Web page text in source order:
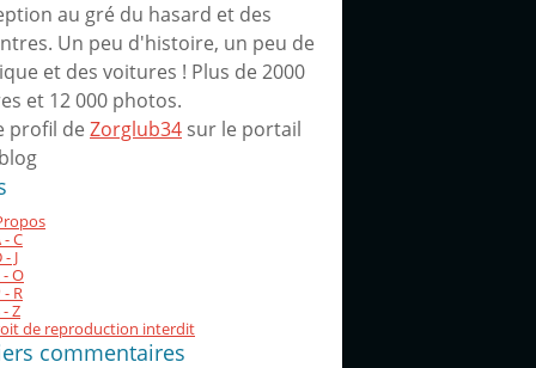
au gré du hasard et des
Un peu d'histoire, un peu de
et des voitures ! Plus de 2000
et 12 000 photos.
profil de Zorglub34 sur le portail
C
J
O
R
Z
de reproduction interdit
commentaires